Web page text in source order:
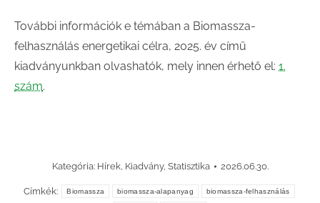
További információk e témában a Biomassza-
felhasználás energetikai célra, 2025. év című
kiadványunkban olvashatók, mely innen érhető el: 1.
szám.
Kategória: Hírek, Kiadvány, Statisztika 2026.06.30.
Címkék: Biomassza biomassza-alapanyag biomassza-felhasználás